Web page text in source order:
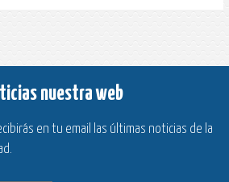
nuestra web
en tu email las últimas noticias de la